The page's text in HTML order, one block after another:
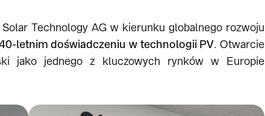
Technology AG w kierunku globalnego rozwoju
letnim doświadczeniu w technologii PV. Otwarcie
jako jednego z kluczowych rynków w Europie